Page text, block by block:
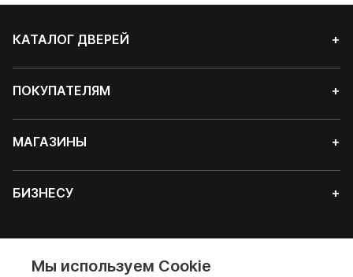
КАТАЛОГ ДВЕРЕЙ +
ПОКУПАТЕЛЯМ +
МАГАЗИНЫ +
БИЗНЕСУ +
Красноярск
Мы используем Cookie